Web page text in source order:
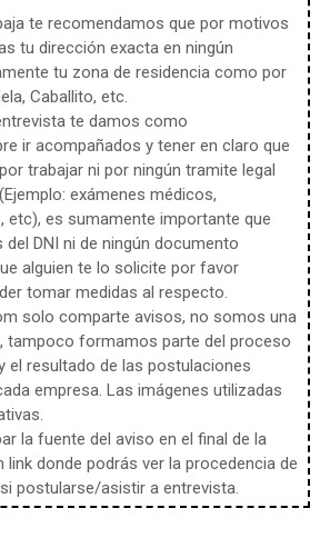
te recomendamos que por motivos
tu dirección exacta en ningún
tu zona de residencia como por
Caballito, etc.
te damos como
ir acompañados y tener en claro que
trabajar ni por ningún tramite legal
exámenes médicos,
etc), es sumamente importante que
DNI ni de ningún documento
alguien te lo solicite por favor
tomar medidas al respecto.
solo comparte avisos, no somos una
tampoco formamos parte del proceso
el resultado de las postulaciones
empresa. Las imágenes utilizadas
la fuente del aviso en el final de la
link donde podrás ver la procedencia de
postularse/asistir a entrevista.